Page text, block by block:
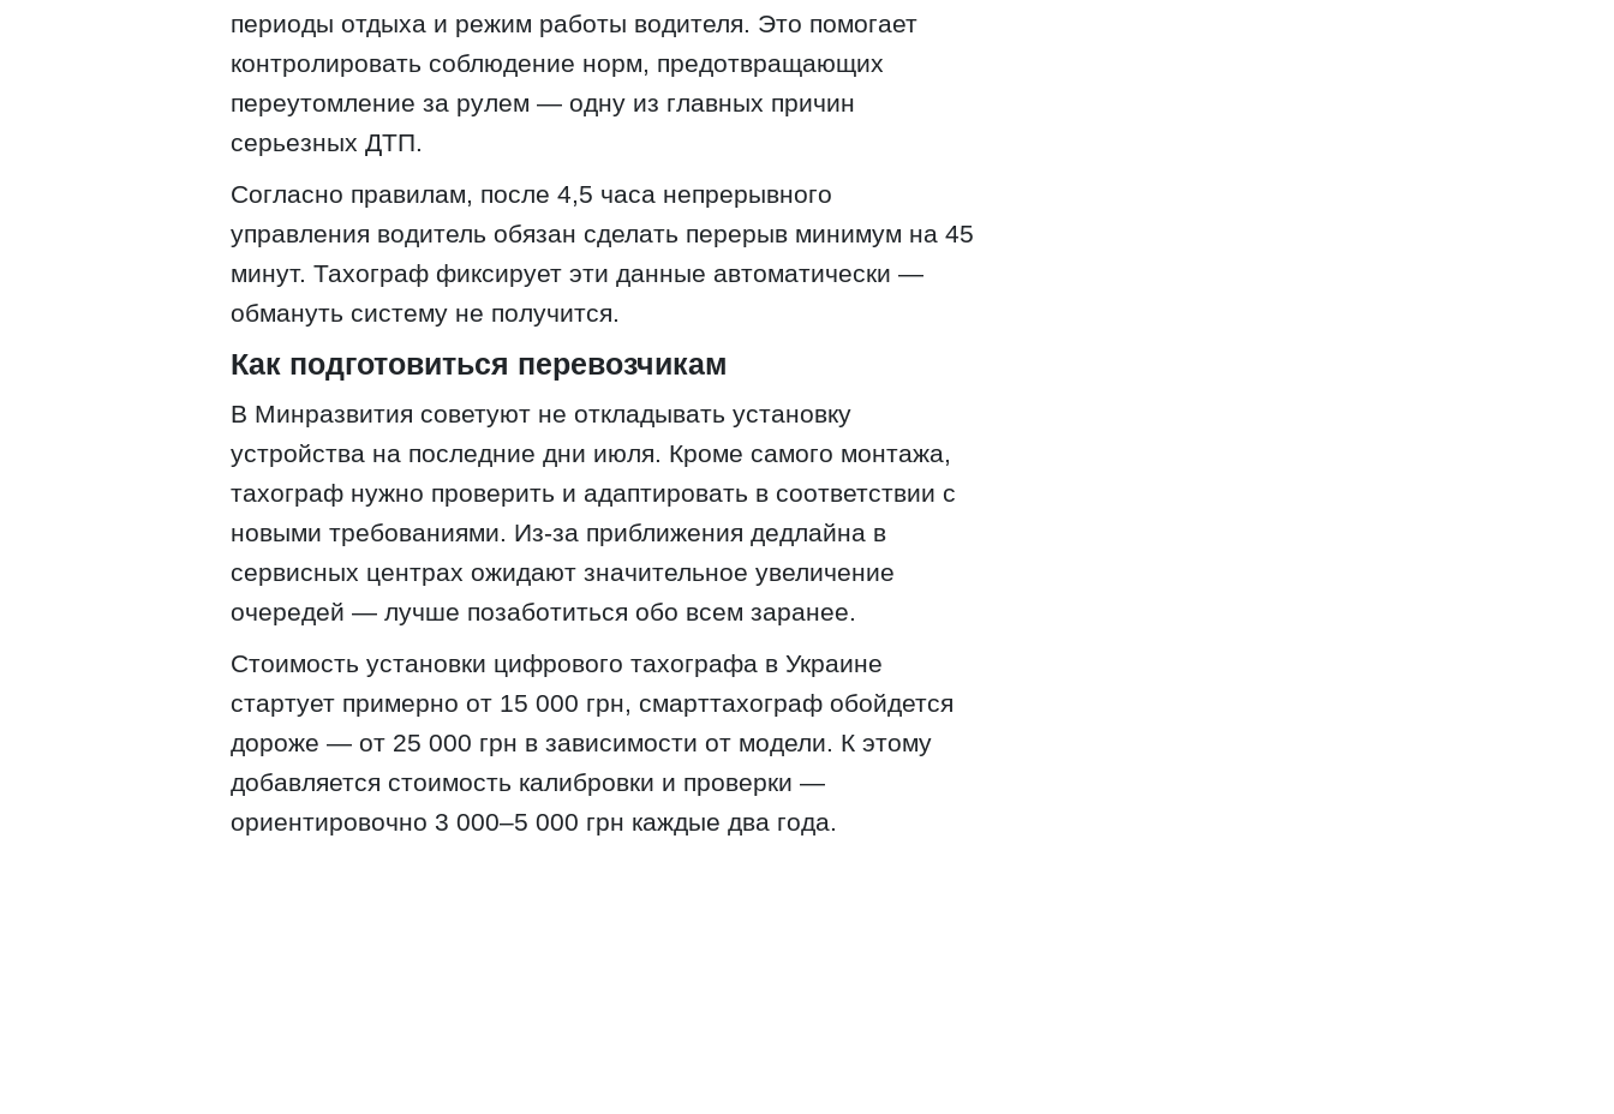
периоды отдыха и режим работы водителя. Это помогает
контролировать соблюдение норм, предотвращающих
переутомление за рулем — одну из главных причин
серьезных ДТП.
Согласно правилам, после 4,5 часа непрерывного
управления водитель обязан сделать перерыв минимум на 45
минут. Тахограф фиксирует эти данные автоматически —
обмануть систему не получится.
Как подготовиться перевозчикам
В Минразвития советуют не откладывать установку
устройства на последние дни июля. Кроме самого монтажа,
тахограф нужно проверить и адаптировать в соответствии с
новыми требованиями. Из-за приближения дедлайна в
сервисных центрах ожидают значительное увеличение
очередей — лучше позаботиться обо всем заранее.
Стоимость установки цифрового тахографа в Украине
стартует примерно от 15 000 грн, смарттахограф обойдется
дороже — от 25 000 грн в зависимости от модели. К этому
добавляется стоимость калибровки и проверки —
ориентировочно 3 000–5 000 грн каждые два года.